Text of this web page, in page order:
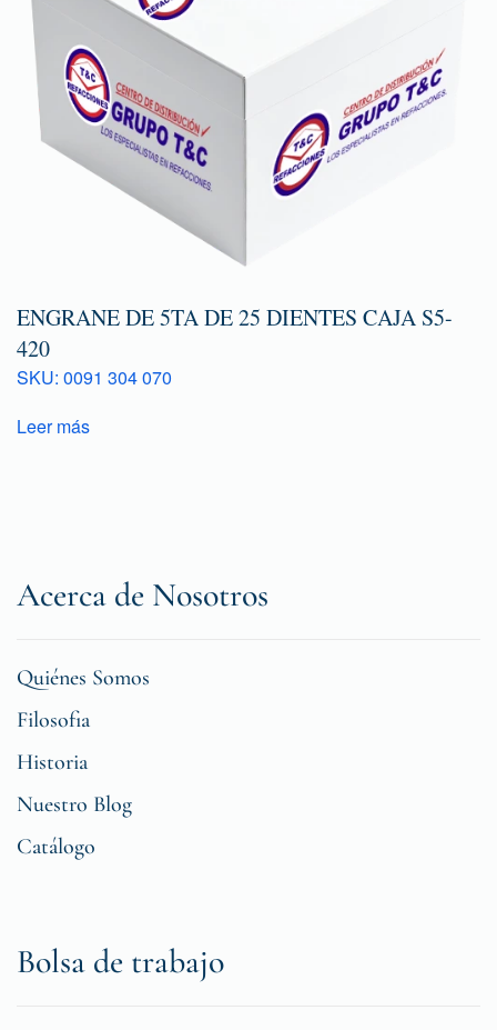
ENGRANE DE 5TA DE 25 DIENTES CAJA S5-
420
SKU: 0091 304 070
Leer más
Acerca de Nosotros
Quiénes Somos
Filosofia
Historia
Nuestro Blog
Catálogo
Bolsa de trabajo